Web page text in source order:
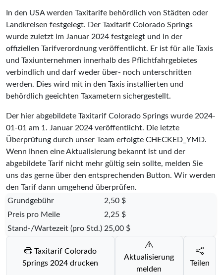
In den USA werden Taxitarife behördlich von Städten oder
Landkreisen festgelegt. Der Taxitarif Colorado Springs
wurde zuletzt im Januar 2024 festgelegt und in der
offiziellen Tarifverordnung veröffentlicht. Er ist für alle Taxis
und Taxiunternehmen innerhalb des Pflichtfahrgebietes
verbindlich und darf weder über- noch unterschritten
werden. Dies wird mit in den Taxis installierten und
behördlich geeichten Taxametern sichergestellt.
Der hier abgebildete Taxitarif Colorado Springs wurde 2024-
01-01 am 1. Januar 2024 veröffentlicht. Die letzte
Überprüfung durch unser Team erfolgte CHECKED_YMD.
Wenn Ihnen eine Aktualisierung bekannt ist und der
abgebildete Tarif nicht mehr gültig sein sollte, melden Sie
uns das gerne über den entsprechenden Button. Wir werden
den Tarif dann umgehend überprüfen.
Grundgebühr
2,50 $
Preis pro Meile
2,25 $
Stand-/Wartezeit (pro Std.) 25,00 $
Taxitarif Colorado
Springs 2024 drucken
Aktualisierung
melden
Teilen